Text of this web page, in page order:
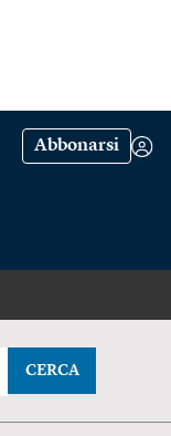
Abbonarsi
CERCA